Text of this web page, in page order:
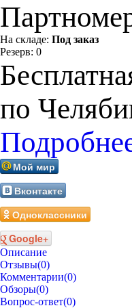
На складе: Под заказ
Резерв: 0
по
Мой мир
Вконтакте
Одноклассники
Google+
Описание
Отзывы(0)
Комментарии(0)
Обзоры(0)
Вопрос-ответ(0)